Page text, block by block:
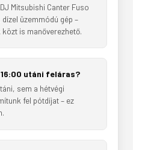
Mitsubishi Canter Fuso
üzemmódú gép –
is manőverezhető.
utáni feláras?
sem a hétvégi
fel pótdíjat – ez